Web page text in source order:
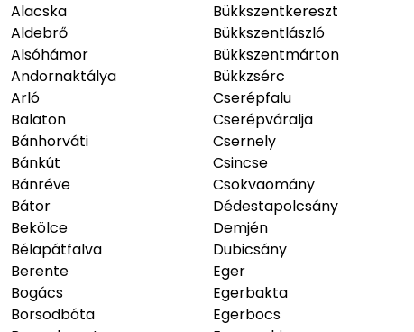
Alacska
Aldebrő
Alsóhámor
Andornaktálya
Arló
Balaton
Bánhorváti
Bánkút
Bánréve
Bátor
Bekölce
Bélapátfalva
Berente
Bogács
Borsodbóta
Bükkszentkereszt
Bükkszentlászló
Bükkszentmárton
Bükkzsérc
Cserépfalu
Cserépváralja
Csernely
Csincse
Csokvaomány
Dédestapolcsány
Demjén
Dubicsány
Eger
Egerbakta
Egerbocs